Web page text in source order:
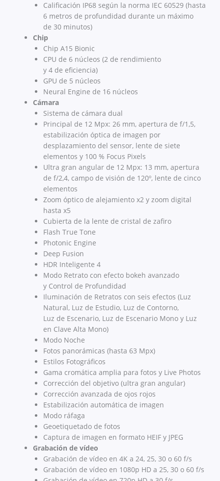
Calificación IP68 según la norma IEC 60529 (hasta
6 metros de profundidad durante un máximo
de 30 minutos)
Chip
Chip A15 Bionic
CPU de 6 núcleos (2 de rendimiento
y 4 de eficiencia)
GPU de 5 núcleos
Neural Engine de 16 núcleos
Cámara
Sistema de cámara dual
Principal de 12 Mpx: 26 mm, apertura de f/1,5,
estabili­zación óptica de imagen por
desplazamiento del sensor, lente de siete
elementos y 100 % Focus Pixels
Ultra gran angular de 12 Mpx: 13 mm, apertura
de f/2,4, campo de visión de 120º, lente de cinco
elementos
Zoom óptico de alejamiento x2 y zoom digital
hasta x5
Cubierta de la lente de cristal de zafiro
Flash True Tone
Photonic Engine
Deep Fusion
HDR Inteligente 4
Modo Retrato con efecto bokeh avanzado
y Control de Profundidad
Iluminación de Retratos con seis efectos (Luz
Natural, Luz de Estudio, Luz de Contorno,
Luz de Escenario, Luz de Escenario Mono y Luz
en Clave Alta Mono)
Modo Noche
Fotos panorámicas (hasta 63 Mpx)
Estilos Fotográficos
Gama cromática amplia para fotos y Live Photos
Corrección del objetivo (ultra gran angular)
Corrección avanzada de ojos rojos
Estabilización automática de imagen
Modo ráfaga
Geoetiquetado de fotos
Captura de imagen en formato HEIF y JPEG
Grabación de vídeo
Grabación de vídeo en 4K a 24, 25, 30 o 60 f/s
Grabación de vídeo en 1080p HD a 25, 30 o 60 f/s